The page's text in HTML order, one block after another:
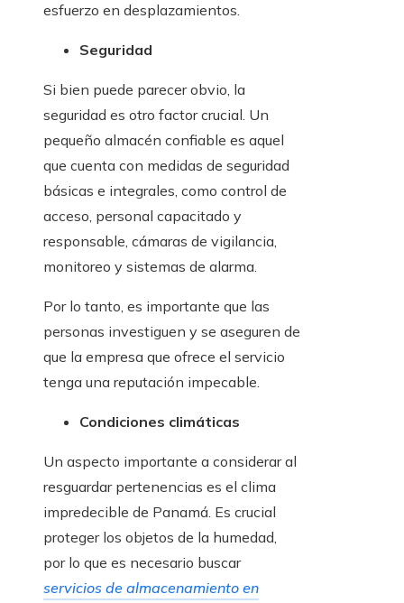
esfuerzo en desplazamientos.
Seguridad
Si bien puede parecer obvio, la
seguridad es otro factor crucial. Un
pequeño almacén confiable es aquel
que cuenta con medidas de seguridad
básicas e integrales, como control de
acceso, personal capacitado y
responsable, cámaras de vigilancia,
monitoreo y sistemas de alarma.
Por lo tanto, es importante que las
personas investiguen y se aseguren de
que la empresa que ofrece el servicio
tenga una reputación impecable.
Condiciones climáticas
Un aspecto importante a considerar al
resguardar pertenencias es el clima
impredecible de Panamá. Es crucial
proteger los objetos de la humedad,
por lo que es necesario buscar
servicios de almacenamiento en